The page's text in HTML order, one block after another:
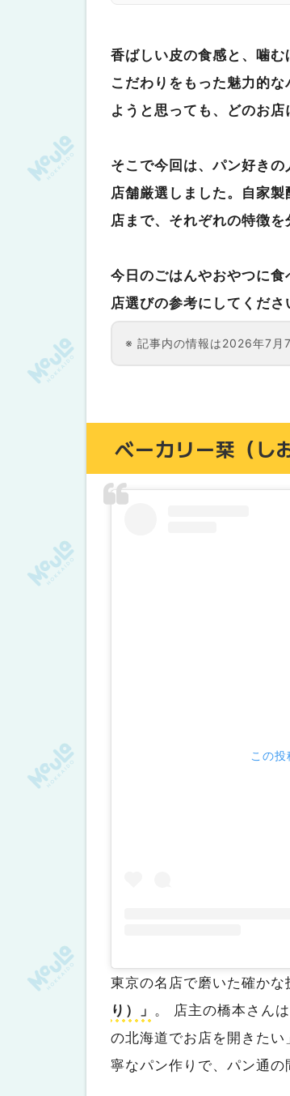
まとめ：お気に入りの
香ばしい皮の食感と、噛む
こだわりをもった魅力的
ようと思っても、どのお
そこで今回は、パン好き
店舗厳選しました。自家
店まで、それぞれの特徴を
今日のごはんやおやつに
店選びの参考にしてくださ
記事内の情報は2026年7月
ベーカリー栞（し
この
東京の名店で磨いた確かな
り）」 。 店主の橋本さん
の北海道でお店を開きた
寧なパン作りで、パン通の